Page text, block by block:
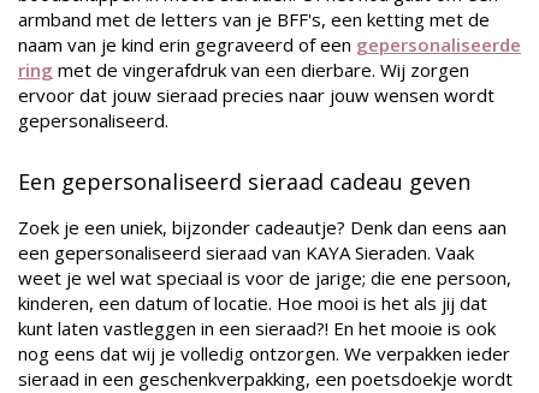
armband met de letters van je BFF's, een ketting met de
naam van je kind erin gegraveerd of een gepersonaliseerde
ring met de vingerafdruk van een dierbare. Wij zorgen
ervoor dat jouw sieraad precies naar jouw wensen wordt
gepersonaliseerd.
Een gepersonaliseerd sieraad cadeau geven
Zoek je een uniek, bijzonder cadeautje? Denk dan eens aan
een gepersonaliseerd sieraad van KAYA Sieraden. Vaak
weet je wel wat speciaal is voor de jarige; die ene persoon,
kinderen, een datum of locatie. Hoe mooi is het als jij dat
kunt laten vastleggen in een sieraad?! En het mooie is ook
nog eens dat wij je volledig ontzorgen. We verpakken ieder
sieraad in een geschenkverpakking, een poetsdoekje wordt